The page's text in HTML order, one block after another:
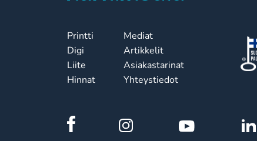
Printti
Digi
Liite
Hinnat
Mediat
Artikkelit
Asiakastarinat
Yhteystiedot